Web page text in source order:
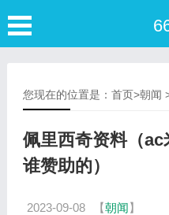
您现在的位置是： 首页>朝闻
佩里西奇资料（
谁赞助的）
2023-09-08 【朝闻】